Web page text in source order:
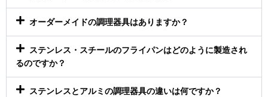
オーダーメイドの調理器具はありますか？
ステンレス・スチールのフライパンはどのように製造され
るのですか？
ステンレスとアルミの調理器具の違いは何ですか？